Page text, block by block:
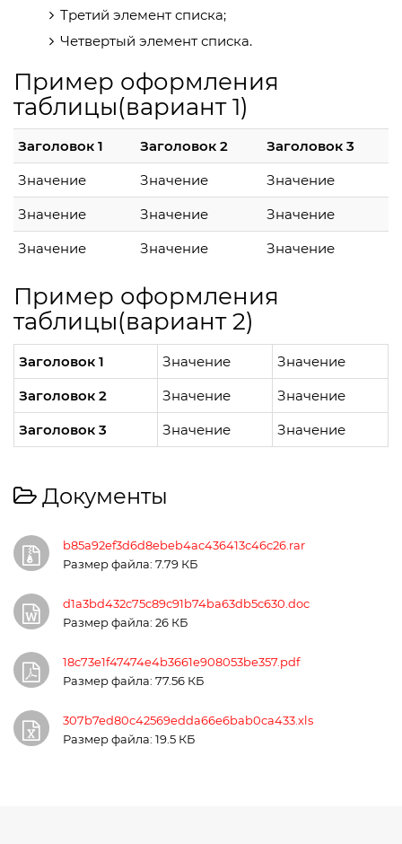
Третий элемент списка;
Четвертый элемент списка.
Пример оформления
таблицы(вариант 1)
Заголовок 1 Заголовок 2
Заголовок 3
Значение
Значение
Значение
Значение
Значение
Значение
Значение
Значение Значение
Пример оформления
таблицы(вариант 2)
Заголовок 1 Значение
Значение
Заголовок 2
Значение
Значение
Заголовок 3
Значение Значение
Документы
b85a92ef3d6d8ebeb4ac436413c46c26.rar
Размер файла: 7.79 КБ
d1a3bd432c75c89c91b74ba63db5c630.doc
Размер файла: 26 КБ
18c73e1f47474e4b3661e908053be357.pdf
Размер файла: 77.56 КБ
307b7ed80c42569edda66e6bab0ca433.xls
Размер файла: 19.5 КБ